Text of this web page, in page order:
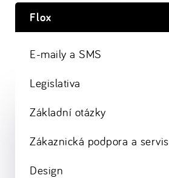
Flox
E-maily a SMS
Legislativa
Základní otázky
Zákaznická podpora a servis
Design